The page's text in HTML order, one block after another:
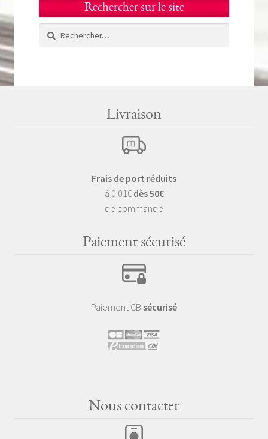
Rechercher sur le site
Rechercher :
Livraison
Frais de port réduits
à 0.01€ dès 50€
de commande
Paiement sécurisé
Paiement CB sécurisé
Nous contacter